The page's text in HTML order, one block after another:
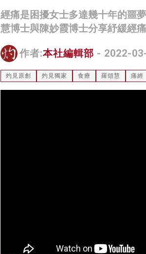
經痛是困擾女士多達幾十年的噩
慧博士與陳妙霞博士分享紓緩經
作者:本社編輯部 - 2022-
灼見原創 灼見獨家 食療 羅頌慧 痛經